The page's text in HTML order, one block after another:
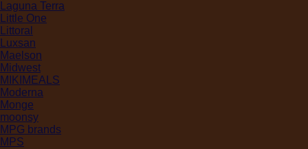
Laguna Terra
Little One
Littoral
Luxsan
Maelson
Midwest
MIKIMEALS
Moderna
Monge
moonsy
MPG brands
MPS